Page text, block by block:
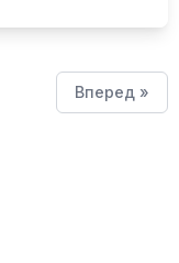
Вперед »